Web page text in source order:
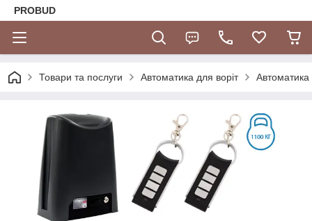
PROBUD
Товари та послуги Автоматика для воріт